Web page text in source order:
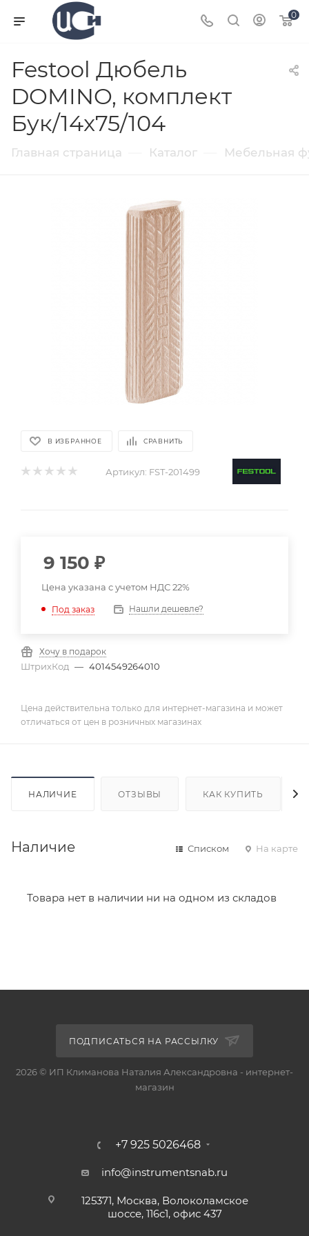
0
Festool Дюбель
DOMINO, комплект
Бук/14x75/104
Главная страница Каталог Мебельная
В ИЗБРАННОЕ СРАВНИТЬ
Артикул: FST-201499
9 150 ₽
Цена указана с учетом НДС 22%
Под заказ Нашли дешевле?
Хочу в подарок
ШтрихКод — 4014549264010
Цена действительна только для интернет-магазина и может
отличаться от цен в розничных магазинах
НАЛИЧИЕ ОТЗЫВЫ КАК КУПИТЬ
Наличие Списком На карте
Товара нет в наличии ни на одном из складов
ПОДПИСАТЬСЯ НА РАССЫЛКУ
2026 © ИП Климанова Наталия Александровна - интернет-
магазин
+7 925 5026468
info@instrumentsnab.ru
125371, Москва, Волоколамское
шоссе, 116с1, офис 437